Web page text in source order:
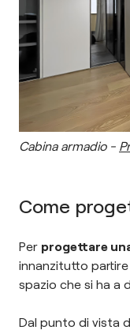
Cabina armadio -
Come
Per progettare
innanzitutto
spazio che si ha a
Dal punto di vista